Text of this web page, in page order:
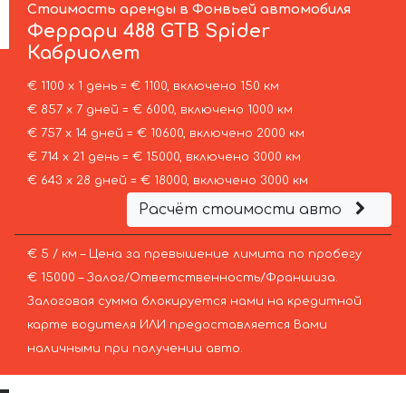
Стоимость аренды в Фонвьей автомобиля
Феррари 488 GTB Spider
Кабриолет
€ 1100 х 1 день = € 1100, включено 150 км
€ 857 х 7 дней = € 6000, включено 1000 км
€ 757 х 14 дней = € 10600, включено 2000 км
€ 714 х 21 день = € 15000, включено 3000 км
€ 643 х 28 дней = € 18000, включено 3000 км
Расчёт стоимости авто
€ 5 / км – Цена за превышение лимита по пробегу
€ 15000 – Залог/Ответственность/Франшиза.
Залоговая сумма блокируется нами на кредитной
карте водителя ИЛИ предоставляется Вами
наличными при получении авто.